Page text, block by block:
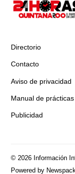
Directorio
Contacto
Aviso de privacidad
Manual de prácticas
Publicidad
© 2026 Información
Powered by Newspack